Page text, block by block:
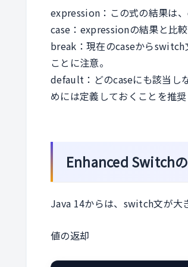
expression：この式の結果は、
case：expressionの結果と比
break：現在のcaseからswitch
ことに注意。
default：どのcaseにも該当し
めには定義しておくことを推奨
Enhanced Switch
Java 14からは、switch文が大
値の返却